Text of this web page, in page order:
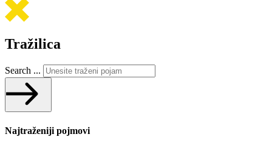
Tražilica
Search ...
Najtraženiji pojmovi